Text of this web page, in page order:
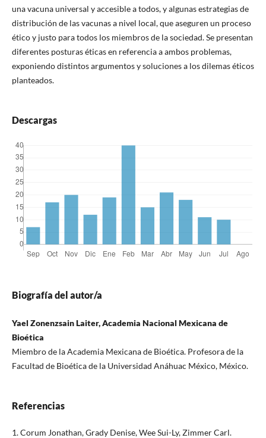
una vacuna universal y accesible a todos, y algunas estrategias de
distribución de las vacunas a nivel local, que aseguren un proceso
ético y justo para todos los miembros de la sociedad. Se presentan
diferentes posturas éticas en referencia a ambos problemas,
exponiendo distintos argumentos y soluciones a los dilemas éticos
planteados.
Descargas
Biografía del autor/a
Yael Zonenzsain Laiter, Academia Nacional Mexicana de
Bioética
Miembro de la Academia Mexicana de Bioética. Profesora de la
Facultad de Bioética de la Universidad Anáhuac México, México.
Referencias
1. Corum Jonathan, Grady Denise, Wee Sui-Ly, Zimmer Carl.